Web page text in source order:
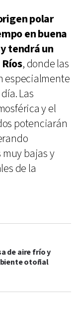
polar
en buena
tendrá un
, donde las
especialmente
Las
y el
potenciarán
bajas y
de la
de aire frío y
otoñal